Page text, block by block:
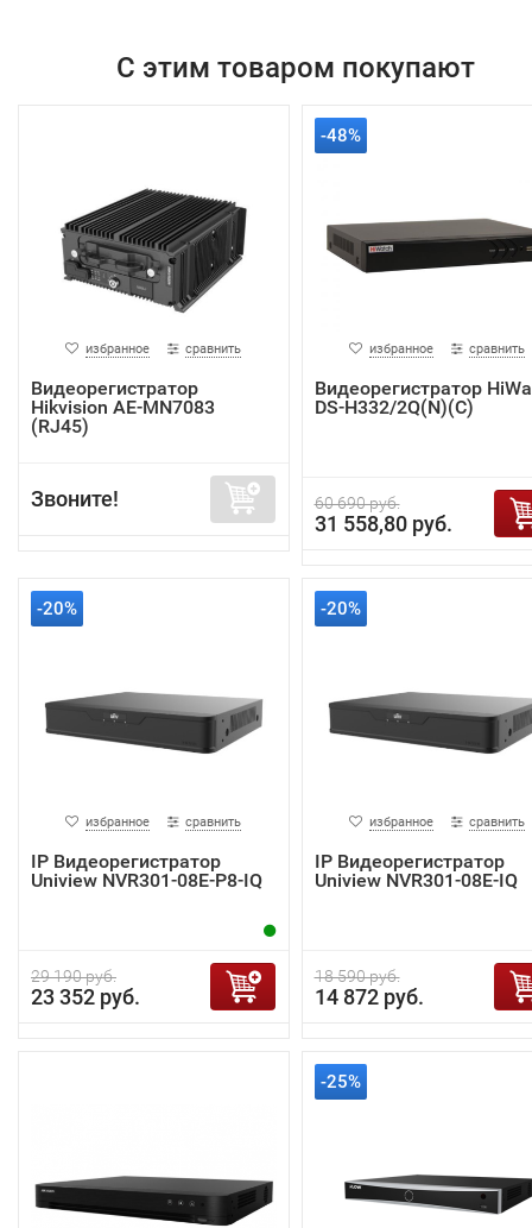
С этим товаром покупают
избранное сравнить
Видеорегистратор
Hikvision AE-MN7083
(RJ45)
Звоните!
-48%
избранное сравнить
Видеорегистратор
DS-H332/2Q(N)(C)
60 690 руб.
31 558,80 руб.
-20%
избранное сравнить
IP Видеорегистратор
Uniview NVR301-08E-P8-IQ
29 190 руб.
23 352 руб.
-20%
избранное сравнить
IP Видеорегистратор
Uniview NVR301-08E-IQ
18 590 руб.
14 872 руб.
-25%